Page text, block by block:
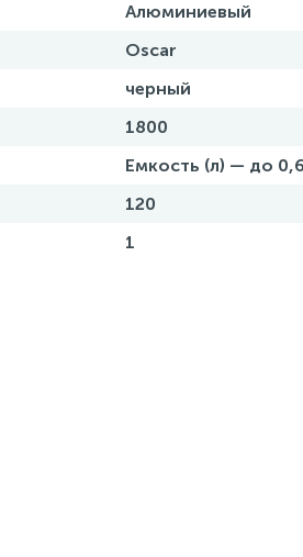
Алюминиевый
Oscar
черный
1800
Емкость (л) — до
120
1